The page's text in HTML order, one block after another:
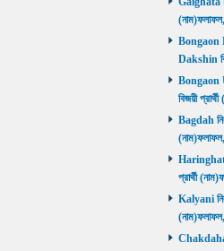
Bongaon
Dakshin
Bongaon
বিজয়ী
Bagdah
Haringhata
প্রার্থী
Kalyani
Chakdaha